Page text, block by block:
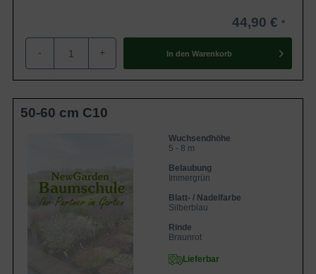
44,90 €
- + In den Warenkorb
50-60 cm C10
Wuchsendhöhe
5 - 8 m
Belaubung
Immergrün
Blatt- / Nadelfarbe
Silberblau
Rinde
Braunrot
Lieferbar